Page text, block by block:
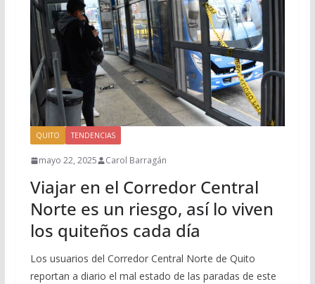
QUITO TENDENCIAS
mayo 22, 2025 Carol Barragán
Viajar en el Corredor Central
Norte es un riesgo, así lo viven
los quiteños cada día
Los usuarios del Corredor Central Norte de Quito
reportan a diario el mal estado de las paradas de este